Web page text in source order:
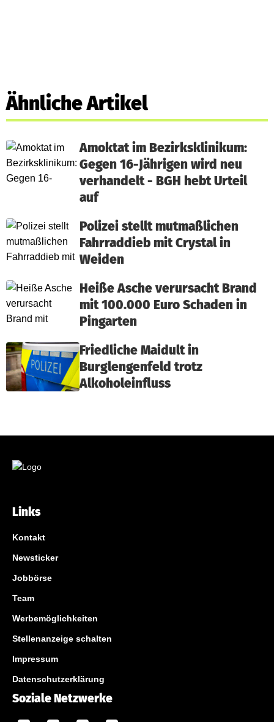
Ähnliche Artikel
Amoktat im Bezirksklinikum:
Gegen 16-Jährigen wird neu
verhandelt - BGH hebt Urteil
auf
Polizei stellt mutmaßlichen
Fahrraddieb mit Crystal in
Weiden
Heiße Asche verursacht Brand
mit 100.000 Euro Schaden in
Pingarten
Friedliche Maidult in
Burglengenfeld trotz
Alkoholeinfluss
Links
Kontakt
Newsticker
Jobbörse
Team
Werbemöglichkeiten
Stellenanzeige schalten
Impressum
Datenschutzerklärung
Soziale Netzwerke